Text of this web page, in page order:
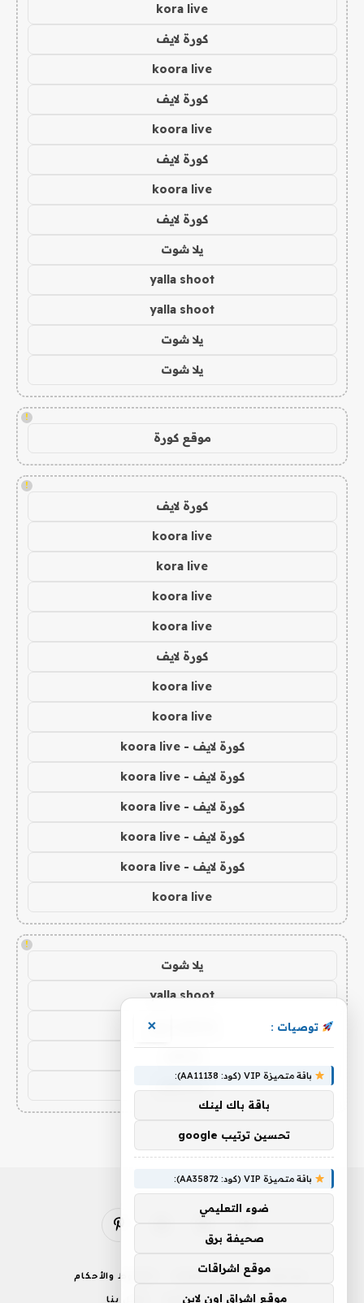
kora live
كورة لايف
koora live
كورة لايف
koora live
كورة لايف
koora live
كورة لايف
يلا شوت
yalla shoot
yalla shoot
يلا شوت
يلا شوت
!
موقع كورة
!
كورة لايف
koora live
kora live
koora live
koora live
كورة لايف
koora live
koora live
كورة لايف - koora live
كورة لايف - koora live
كورة لايف - koora live
كورة لايف - koora live
كورة لايف - koora live
koora live
!
يلا شوت
yalla shoot
يلا شوت زون
yalla live
توصيات : ×
باقة متميزة VIP (كود: AA11138):
باقة باك لينك
تحسين ترتيب google
باقة متميزة VIP (كود: AA35872):
ضوء التعليمي
صحيفة برق
موقع اشراقات
موقع اشراق اون لاين
فيسبوك الانستغرامبينتيريست
إخلاء المسؤولية الشروط والأحكام
سياسة الخصوصية اتصل بنا